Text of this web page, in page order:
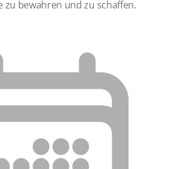
bewahren und zu schaffen.